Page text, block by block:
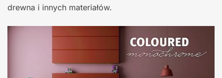
drewna i innych materiałów.